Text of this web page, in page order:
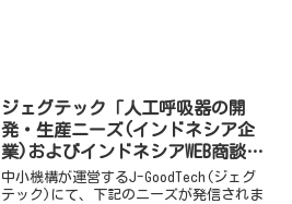
ジェグテック「人工呼吸器の開
発・生産ニーズ(インドネシア企
業)およびインドネシアWEB商談
会」のご案内
中小機構が運営するJ-GoodTech(ジェグ
テック)にて、下記のニーズが発信されま